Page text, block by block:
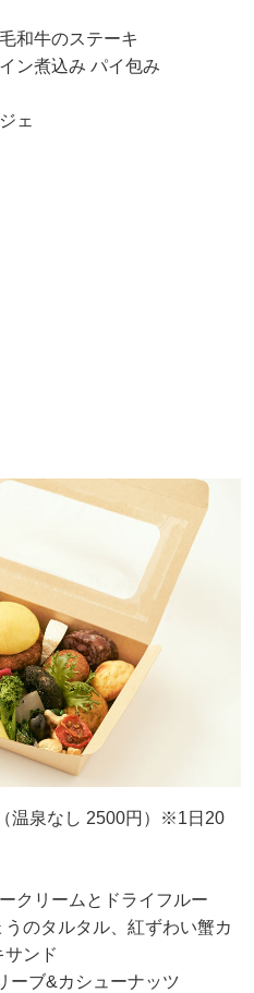
和牛のステーキ
ン煮込み パイ包み
ェ
温泉なし 2500円）※1日20
クリームとドライフルー
のタルタル、紅ずわい蟹カ
サンド
ーブ&カシューナッツ